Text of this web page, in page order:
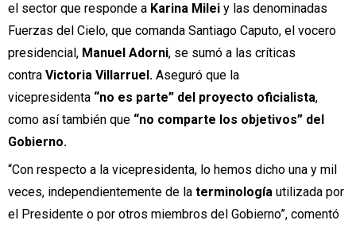
el sector que responde a Karina Milei y las denominadas
Fuerzas del Cielo, que comanda Santiago Caputo, el vocero
presidencial, Manuel Adorni, se sumó a las críticas
contra Victoria Villarruel. Aseguró que la
vicepresidenta “no es parte” del proyecto oficialista,
como así también que “no comparte los objetivos” del
Gobierno.
“Con respecto a la vicepresidenta, lo hemos dicho una y mil
veces, independientemente de la terminología utilizada por
el Presidente o por otros miembros del Gobierno”, comentó